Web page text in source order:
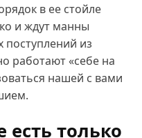
в ее стойле
и ждут манны
поступлений из
работают «себе на
нашей с вами
есть только